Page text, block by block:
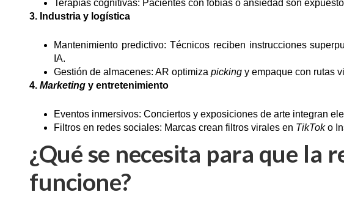
Terapias cognitivas: Pacientes con fobias o ansiedad son
3. Industria y logística
Mantenimiento predictivo: Técnicos reciben instrucciones
IA.
Gestión de almacenes: AR optimiza picking y empaque con rutas
4. Marketing y entretenimiento
Eventos inmersivos: Conciertos y exposiciones de arte integran
Filtros en redes sociales: Marcas crean filtros virales en TikToko
¿Qué se necesita para que la
funcione?